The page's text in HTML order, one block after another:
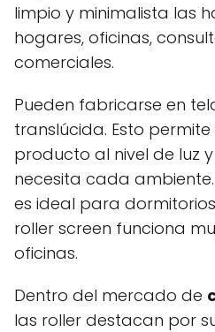
limpio y minimalista las
hogares, oficinas,
comerciales.
Pueden fabricarse en
translúcida. Esto
producto al nivel de luz
necesita cada
es ideal para
roller screen funciona
oficinas.
Dentro del mercado de
las roller destacan por